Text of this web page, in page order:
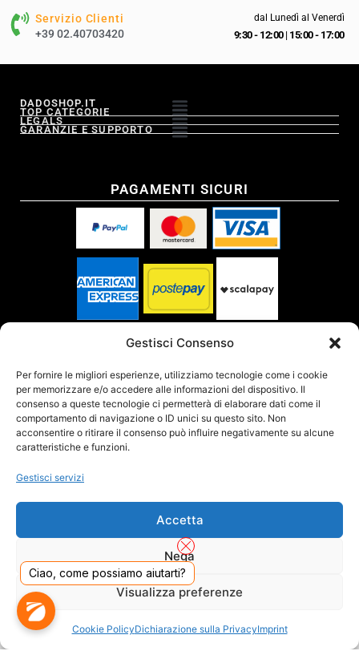
Gestisci Consenso
Per fornire le migliori esperienze, utilizziamo tecnologie come i cookie
per memorizzare e/o accedere alle informazioni del dispositivo. Il
consenso a queste tecnologie ci permetterà di elaborare dati come il
comportamento di navigazione o ID unici su questo sito. Non
acconsentire o ritirare il consenso può influire negativamente su alcune
caratteristiche e funzioni.
Gestisci servizi
Accetta
Nega
Visualizza preferenze
Cookie PolicyDichiarazione sulla PrivacyImprint
Servizio Clienti
+39 02.40703420
dal Lunedì al Venerdì
9:30 - 12:00| 15:00 - 17:00
DADOSHOP.IT
TOP CATEGORIE
LEGALS
GARANZIE E SUPPORTO
PAGAMENTI SICURI
SITO CERTIFICATO
DADO S.R.L. Unipersonale - Viale Enrico Forlanini 23 - 20134 Milano (MI) - Italy
Tel. 02.40703420 - P.Iva/C.F. 02681390809 - Numero REA MI-2640300 - Cap. Soc.
Ciao, come possiamo aiutarti?